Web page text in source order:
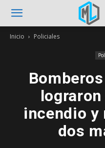
Inicio Policiales
incendio y
dos